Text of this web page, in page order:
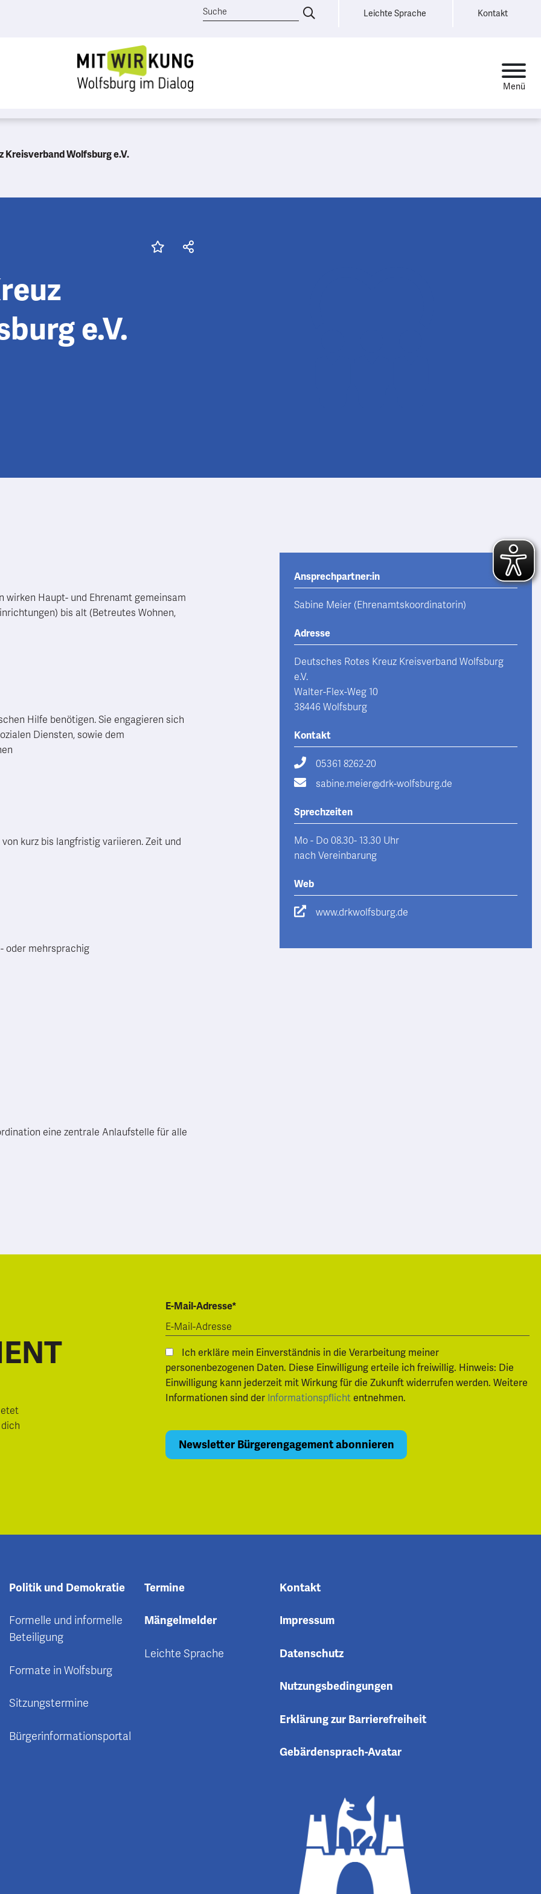
Leichte Sprache Kontakt
Kreisverband Wolfsburg e.V.
e.V.
wirken Haupt- und Ehrenamt gemeinsam
bis alt (Betreutes Wohnen,
Hilfe benötigen. Sie engagieren sich
Diensten, sowie dem
kurz bis langfristig variieren. Zeit und
oder mehrsprachig
eine zentrale Anlaufstelle für alle
Ansprechpartner:in
Sabine Meier (Ehrenamtskoordinatorin)
Adresse
Deutsches Rotes Kreuz Kreisverband Wolfsburg
e.V.
Walter-Flex-Weg 10
38446 Wolfsburg
Kontakt
05361 8262-20
sabine.meier@drk-wolfsburg.de
Sprechzeiten
Mo - Do 08.30- 13.30 Uhr
nach Vereinbarung
Web
www.drkwolfsburg.de
E-Mail-Adresse*
Ich erkläre mein Einverständnis in die Verarbeitung meiner
personenbezogenen Daten. Diese Einwilligung erteile ich freiwillig. Hinweis: Die
Einwilligung kann jederzeit mit Wirkung für die Zukunft widerrufen werden. Weitere
Informationen sind der Informationspflicht entnehmen.
Politik und Demokratie
Formelle und informelle
Beteiligung
Formate in Wolfsburg
Sitzungstermine
Bürgerinformationsportal
Termine
Mängelmelder
Leichte Sprache
Kontakt
Impressum
Datenschutz
Nutzungsbedingungen
Erklärung zur Barrierefreiheit
Gebärdensprach-Avatar